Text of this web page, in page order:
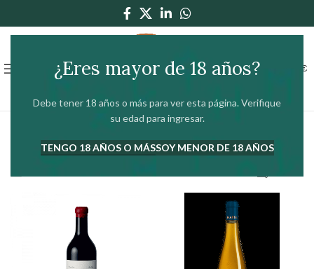
¿Eres mayor de 18 años?
Debe tener 18 años o más para ver esta página. Verifique
su edad para ingresar.
TENGO 18 AÑOS O MÁSSOY MENOR DE 18 AÑOS
€
Mostrando 1–12 de 18 resultados